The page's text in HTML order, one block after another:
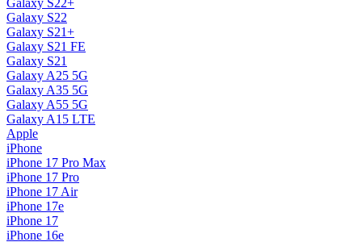
Galaxy S22+
Galaxy S22
Galaxy S21+
Galaxy S21 FE
Galaxy S21
Galaxy A25 5G
Galaxy A35 5G
Galaxy A55 5G
Galaxy A15 LTE
Apple
iPhone
iPhone 17 Pro Max
iPhone 17 Pro
iPhone 17 Air
iPhone 17e
iPhone 17
iPhone 16e